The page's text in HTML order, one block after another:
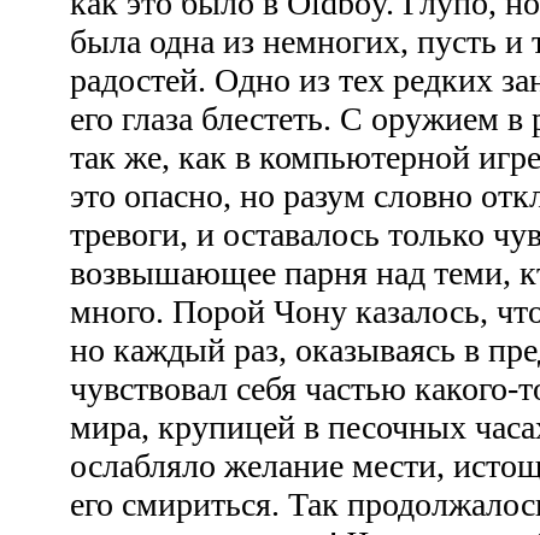
была одна из немногих, пусть и
радостей. Одно из тех редких
его глаза блестеть. С оружием в
так же, как в компьютерной
это опасно, но разум словно
тревоги, и оставалось только
возвышающее парня над теми,
много. Порой Чону казалось,
но каждый раз, оказываясь в
чувствовал себя частью
мира, крупицей в песочных
ослабляло желание мести,
его смириться. Так